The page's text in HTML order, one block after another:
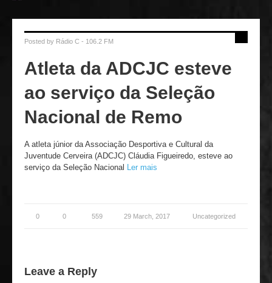
Posted by Rádio C - 106.2 FM
Atleta da ADCJC esteve
ao serviço da Seleção
Nacional de Remo
A atleta júnior da Associação Desportiva e Cultural da
Juventude Cerveira (ADCJC) Cláudia Figueiredo, esteve ao
serviço da Seleção Nacional Ler mais
0 0 559 29 March, 2017 Uncategorized
Leave a Reply